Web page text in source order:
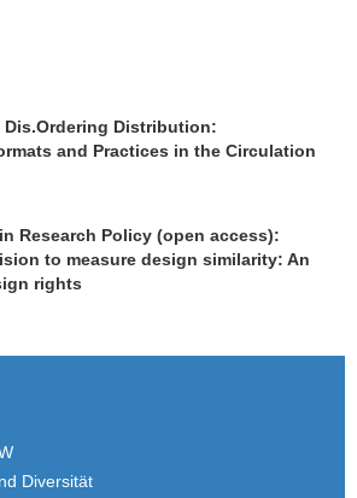
Distribution:
and Practices in the Circulation
Research Policy (open access):
to measure design similarity: An
rights
Diversität